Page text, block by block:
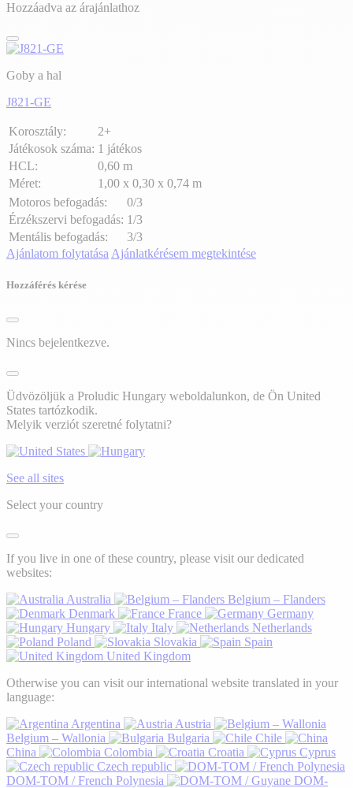
Hozzáadva az árajánlathoz
Goby a hal
J821-GE
Korosztály:
2+
Játékosok száma: 1 játékos
HCL:
0,60 m
Méret:
1,00 x 0,30 x 0,74 m
Motoros befogadás:
0/3
Érzékszervi befogadás: 1/3
Mentális befogadás:
3/3
Ajánlatom folytatása Ajánlatkérésem megtekintése
Hozzáférés kérése
Nincs bejelentkezve.
Üdvözöljük a Proludic Hungary weboldalunkon, de Ön United
States tartózkodik.
Melyik verziót szeretné folytatni?
See all sites
Select your country
If you live in one of these country, please visit our dedicated
websites:
Australia
Belgium – Flanders
Denmark
France
Germany
Hungary
Italy
Netherlands
Poland
Slovakia
Spain
United Kingdom
Otherwise you can visit our international website translated in your
language:
Argentina
Austria
Belgium – Wallonia
Bulgaria
Chile
China
Colombia Croatia
Cyprus
Czech republic
DOM-TOM / French Polynesia
DOM-